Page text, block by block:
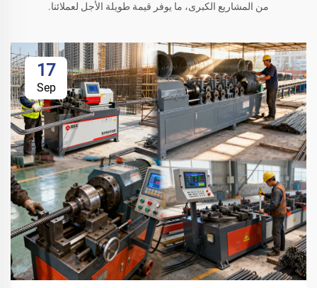
من المشاريع الكبرى، ما يوفر قيمة طويلة الأجل لعملائنا.
17
Sep